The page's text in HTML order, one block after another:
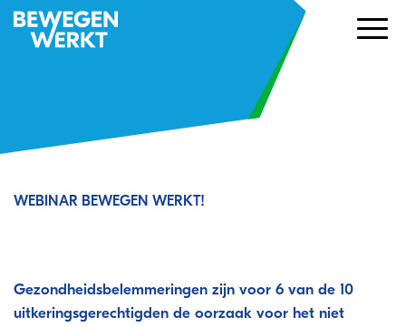
WEBINAR BEWEGEN WERKT!
Gezondheidsbelemmeringen zijn voor 6 van de 10
uitkeringsgerechtigden de oorzaak voor het niet